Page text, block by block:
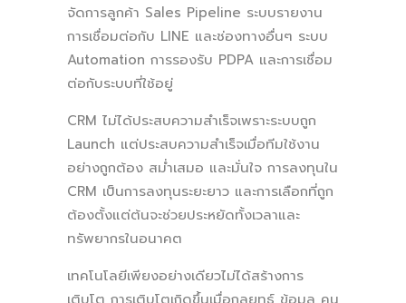
จัดการลูกค้า Sales Pipeline ระบบรายงาน
การเชื่อมต่อกับ LINE และช่องทางอื่นๆ ระบบ
Automation การรองรับ PDPA และการเชื่อม
ต่อกับระบบที่ใช้อยู่
CRM ไม่ได้ประสบความสำเร็จเพราะระบบถูก
Launch แต่ประสบความสำเร็จเมื่อทีมใช้งาน
อย่างถูกต้อง สม่ำเสมอ และมั่นใจ การลงทุนใน
CRM เป็นการลงทุนระยะยาว และการเลือกที่ถูก
ต้องตั้งแต่ต้นจะช่วยประหยัดทั้งเวลาและ
ทรัพยากรในอนาคต
เทคโนโลยีเพียงอย่างเดียวไม่ได้สร้างการ